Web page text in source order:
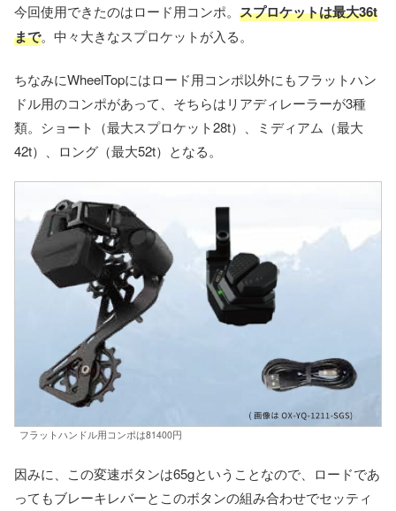
今回使用できたのはロード用コンポ。 スプロケットは最大36t
まで。中々大きなスプロケットが入る。
ちなみにWheelTopにはロード用コンポ以外にもフラットハン
ドル用のコンポがあって、そちらはリアディレーラーが3種
類。ショート（最大スプロケット28t）、ミディアム（最大
42t）、ロング（最大52t）となる。
フラットハンドル用コンポは81400円
因みに、この変速ボタンは65gということなので、ロードであ
ってもブレーキレバーとこのボタンの組み合わせでセッティ